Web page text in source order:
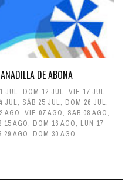
DE ABONA
JUL, DOM 12 JUL, VIE 17 JUL,
JUL, SÁB 25 JUL, DOM 26 JUL,
AGO, VIE 07 AGO, SÁB 08 AGO,
15 AGO, DOM 16 AGO, LUN 17
29 AGO, DOM 30 AGO